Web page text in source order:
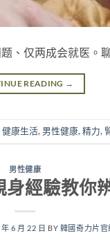
、仅两成会就医。
READING →
健康生活, 男性健康,精力,
男性健康
經驗教你
6 月 22 日 BY 韓國奇力片官